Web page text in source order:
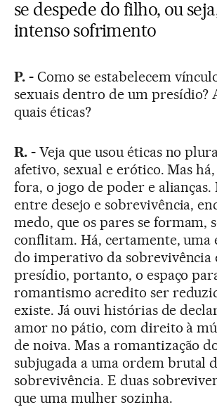
se despede do filho, ou
intenso sofrimento
P. - Como se estabelecem
sexuais dentro de um presídio?
quais éticas?
R. - Veja que usou éticas no
afetivo, sexual e erótico. Mas
fora, o jogo de poder e alianças.
entre desejo e sobrevivência,
medo, que os pares se formam,
conflitam. Há, certamente, uma
do imperativo da sobrevivência
presídio, portanto, o espaço
romantismo acredito ser
existe. Já ouvi histórias de
amor no pátio, com direito à
de noiva. Mas a romantização
subjugada a uma ordem brutal
sobrevivência. E duas
que uma mulher sozinha.